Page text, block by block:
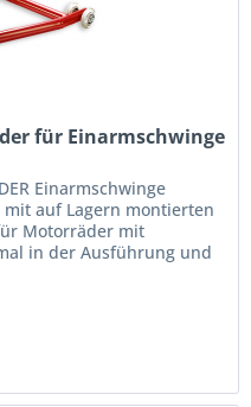
für Einarmschwinge
Einarmschwinge
mit auf Lagern montierten
Motorräder mit
in der Ausführung und